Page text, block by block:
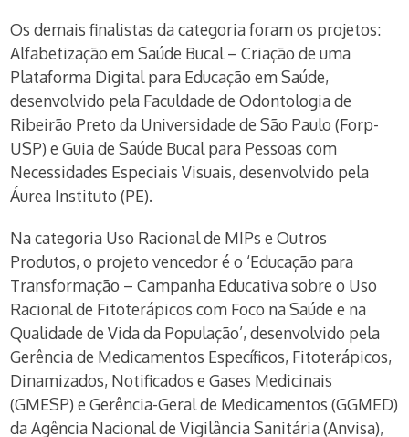
Os demais finalistas da categoria foram os projetos:
Alfabetização em Saúde Bucal – Criação de uma
Plataforma Digital para Educação em Saúde,
desenvolvido pela Faculdade de Odontologia de
Ribeirão Preto da Universidade de São Paulo (Forp-
USP) e Guia de Saúde Bucal para Pessoas com
Necessidades Especiais Visuais, desenvolvido pela
Áurea Instituto (PE).
Na categoria Uso Racional de MIPs e Outros
Produtos, o projeto vencedor é o ‘Educação para
Transformação – Campanha Educativa sobre o Uso
Racional de Fitoterápicos com Foco na Saúde e na
Qualidade de Vida da População’, desenvolvido pela
Gerência de Medicamentos Específicos, Fitoterápicos,
Dinamizados, Notificados e Gases Medicinais
(GMESP) e Gerência-Geral de Medicamentos (GGMED)
da Agência Nacional de Vigilância Sanitária (Anvisa),